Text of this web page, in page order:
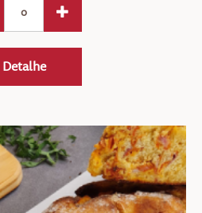
Detalhe